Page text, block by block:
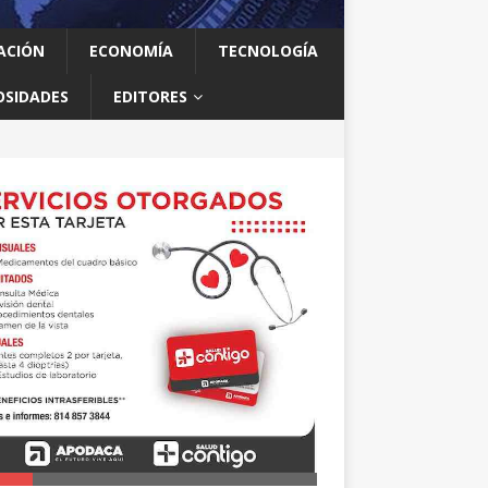
ECONOMÍA TECNOLOGÍA
EDITORES